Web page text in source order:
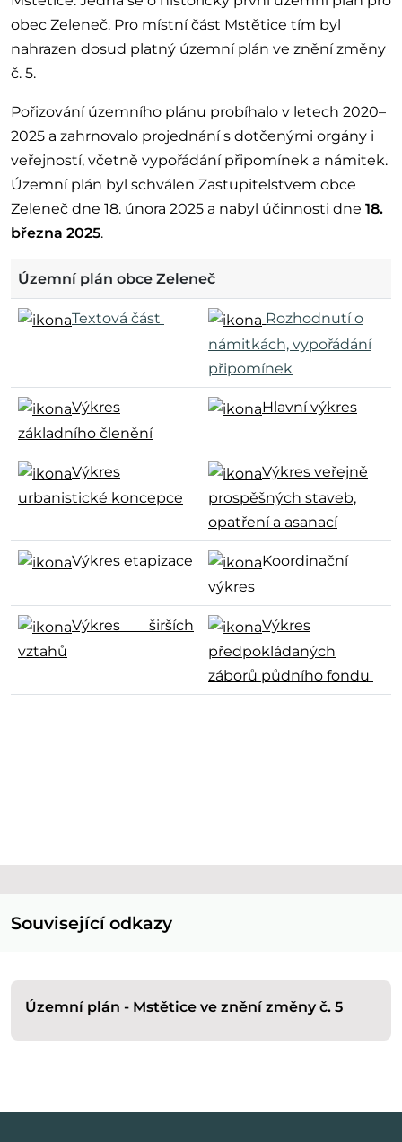
obec Zeleneč. Pro místní část Mstětice tím byl
nahrazen dosud platný územní plán ve znění změny
č. 5.
Pořizování územního plánu probíhalo v letech 2020–
2025 a zahrnovalo projednání s dotčenými orgány i
veřejností, včetně vypořádání připomínek a námitek.
Územní plán byl schválen Zastupitelstvem obce
Zeleneč dne 18. února 2025 a nabyl účinnosti dne 18.
března 2025.
Územní plán obce Zeleneč
Textová část
Rozhodnutí o
námitkách, vypořádání
připomínek
Výkres
základního členění
Hlavní výkres
Výkres
urbanistické koncepce
Výkres veřejně
prospěšných staveb,
opatření a asanací
Výkres etapizace
Koordinační
výkres
Výkres širších
vztahů
Výkres
předpokládaných
záborů půdního fondu
Související odkazy
Územní plán - Mstětice ve znění změny č. 5